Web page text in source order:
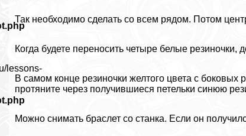
Так необходимо сделать со всем рядом. Потом
Когда будете переносить четыре белые
В самом конце резиночки желтого цвета с боковых
протяните через получившиеся петельки синюю
Можно снимать браслет со станка. Если он
lessons-